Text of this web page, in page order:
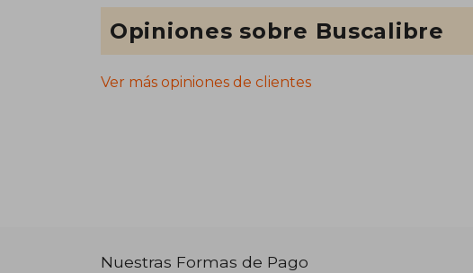
Opiniones sobre Buscalibre
Ver más opiniones de clientes
Nuestras Formas de Pago